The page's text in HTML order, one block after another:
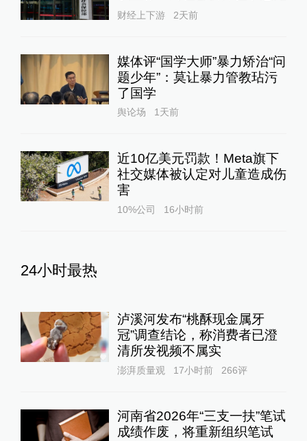
财经上下游 2天前
媒体评“国学大师”暴力矫治“问
题少年”：莫让暴力管教玷污
了国学
舆论场 1天前
近10亿美元罚款！Meta旗下
社交媒体被认定对儿童造成伤
害
10%公司 16小时前
24小时最热
泸溪河发布“桃酥现金属牙
冠”调查结论，称消费者已澄
清所发视频不属实
澎湃质量观 17小时前 266评
河南省2026年“三支一扶”笔试
成绩作废，将重新组织笔试